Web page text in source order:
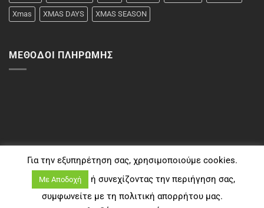
Xmas XMAS DAYS XMAS SEASON
ΜΈΘΟΔΟΙ ΠΛΗΡΩΜΉΣ
Για την εξυπηρέτηση σας, χρησιμοποιούμε cookies.
Με Αποδοχή
ή συνεχίζοντας την περιήγηση σας,
συμφωνείτε με τη πολιτική απορρήτου μας.